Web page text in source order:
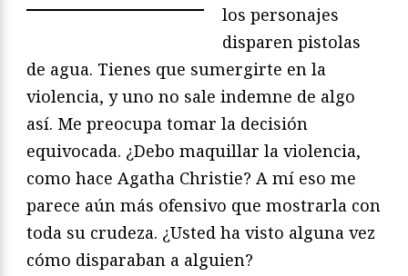
los personajes
disparen pistolas
de agua. Tienes que sumergirte en la
violencia, y uno no sale indemne de algo
así. Me preocupa tomar la decisión
equivocada. ¿Debo maquillar la violencia,
como hace Agatha Christie? A mí eso me
parece aún más ofensivo que mostrarla con
toda su crudeza. ¿Usted ha visto alguna vez
cómo disparaban a alguien?